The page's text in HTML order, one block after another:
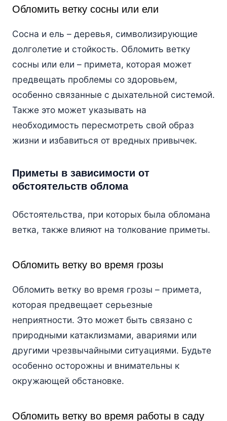
Обломить ветку сосны или ели
Сосна и ель – деревья, символизирующие
долголетие и стойкость. Обломить ветку
сосны или ели – примета, которая может
предвещать проблемы со здоровьем,
особенно связанные с дыхательной системой.
Также это может указывать на
необходимость пересмотреть свой образ
жизни и избавиться от вредных привычек.
Приметы в зависимости от
обстоятельств облома
Обстоятельства, при которых была обломана
ветка, также влияют на толкование приметы.
Обломить ветку во время грозы
Обломить ветку во время грозы – примета,
которая предвещает серьезные
неприятности. Это может быть связано с
природными катаклизмами, авариями или
другими чрезвычайными ситуациями. Будьте
особенно осторожны и внимательны к
окружающей обстановке.
Обломить ветку во время работы в саду